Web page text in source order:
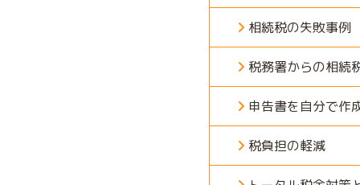
相続税の失敗事例
税務署からの相続
申告書を自分で作
税負担の軽減